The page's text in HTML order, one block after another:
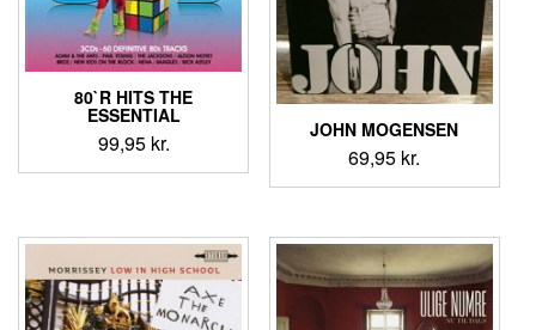
80`R HITS THE
ESSENTIAL
99,95 kr.
JOHN MOGENSEN
69,95 kr.